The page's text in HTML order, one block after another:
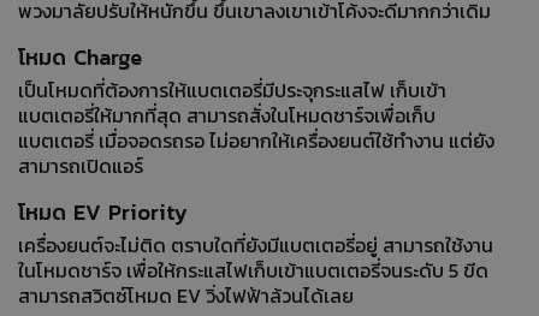
พวงมาลัยปรับให้หนักขึ้น ขึ้นเขาลงเขาเข้าโค้งจะดีมากกว่าเดิม
โหมด Charge
เป็นโหมดที่ต้องการให้แบตเตอรี่มีประจุกระแสไฟ เก็บเข้า
แบตเตอรี่ให้มากที่สุด สามารถสั่งในโหมดชาร์จเพื่อเก็บ
แบตเตอรี่ เมื่อจอดรถรอ ไม่อยากให้เครื่องยนต์ใช้ทำงาน แต่ยัง
สามารถเปิดแอร์
โหมด EV Priority
เครื่องยนต์จะไม่ติด ตราบใดที่ยังมีแบตเตอรี่อยู่ สามารถใช้งาน
ในโหมดชาร์จ เพื่อให้กระแสไฟเก็บเข้าแบตเตอรี่จนระดับ 5 ขีด
สามารถสวิตซ์โหมด EV วิ่งไฟฟ้าล้วนได้เลย